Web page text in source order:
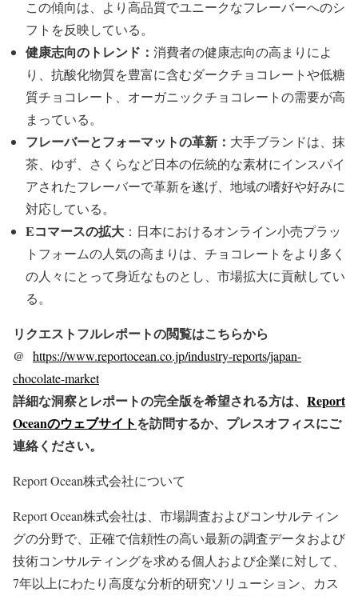
この傾向は、より高品質でユニークなフレーバーへのシ
フトを反映している。
健康志向のトレンド： 消費者の健康志向の高まりによ
り、抗酸化物質を豊富に含むダークチョコレートや低糖
質チョコレート、オーガニックチョコレートの需要が高
まっている。
フレーバーとフォーマットの革新： 大手ブランドは、抹
茶、ゆず、さくらなど日本の伝統的な素材にインスパイ
アされたフレーバーで革新を遂げ、地域の嗜好や好みに
対応している。
Eコマースの拡大 ：日本におけるオンライン小売プラッ
トフォームの人気の高まりは、チョコレートをより多く
の人々にとって身近なものとし、市場拡大に貢献してい
る。
リクエストフルレポートの閲覧はこちらから
@ https://www.reportocean.co.jp/industry-reports/japan-
chocolate-market
詳細な洞察とレポートの完全版を希望される方は、 Report
Oceanのウェブサイトを訪問するか、プレスオフィスにご
連絡ください。
Report Ocean株式会社について
Report Ocean株式会社は、市場調査およびコンサルティン
グの分野で、正確で信頼性の高い最新の調査データおよび
技術コンサルティングを求める個人および企業に対して、
7年以上にわたり高度な分析的研究ソリューション、カス